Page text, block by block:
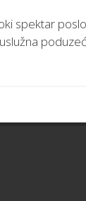
spektar